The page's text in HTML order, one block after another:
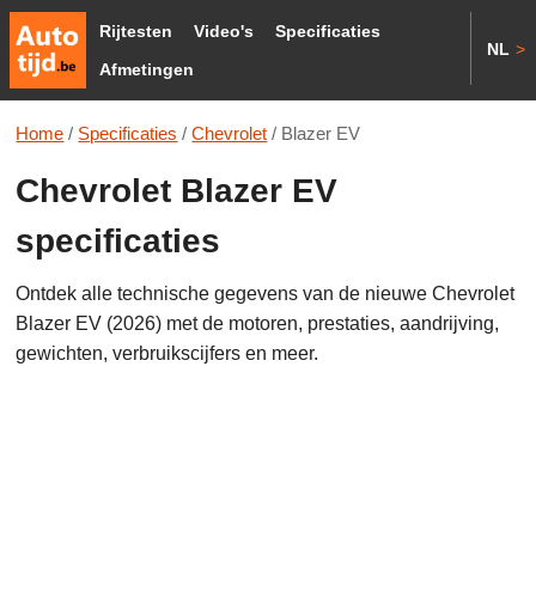
Rijtesten Video's
Specificaties
Afmetingen
NL >
Home / Specificaties / Chevrolet / Blazer EV
Chevrolet Blazer EV
specificaties
Ontdek alle technische gegevens van de nieuwe Chevrolet
Blazer EV (2026) met de motoren, prestaties, aandrijving,
gewichten, verbruikscijfers en meer.